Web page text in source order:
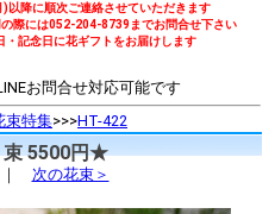
降に順次ご連絡させていただきます
際には052-204-8739までお問合せ下さい
記念日に花ギフトをお届けします
お問合せ対応可能です
束特集>>>HT-422
5500円★
次の花束＞